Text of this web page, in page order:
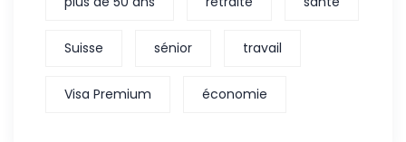
Suisse sénior travail
Visa Premium économie